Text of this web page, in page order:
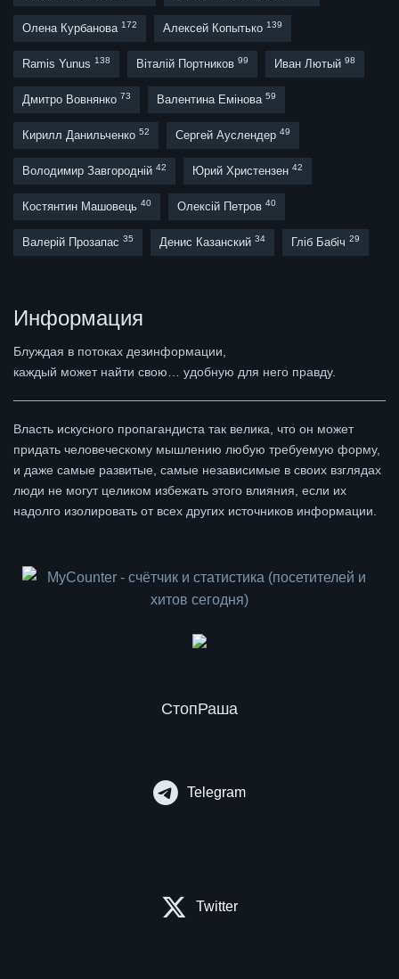
Олена Курбанова 172 Алексей Копытько 139
Ramis Yunus 138 Віталій Портников 99 Иван Лютый 98
Дмитро Вовнянко 73 Валентина Емінова 59
Кирилл Данильченко 52 Сергей Ауслендер 49
Володимир Завгородній 42 Юрий Христензен 42
Костянтин Машовець 40 Олексій Петров 40
Валерій Прозапас 35 Денис Казанский 34 Гліб Бабіч 29
Информация
Блуждая в потоках дезинформации,
каждый может найти свою… удобную для него правду.
Власть искусного пропагандиста так велика, что он может
придать человеческому мышлению любую требуемую форму,
и даже самые развитые, самые независимые в своих взглядах
люди не могут целиком избежать этого влияния, если их
надолго изолировать от всех других источников информации.
СтопРаша
Telegram
Twitter